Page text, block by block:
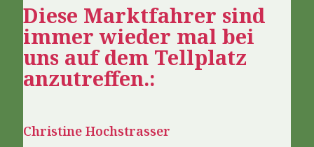
Diese Marktfahrer sind
immer wieder mal bei
uns auf dem Tellplatz
anzutreffen.:
Christine Hochstrasser